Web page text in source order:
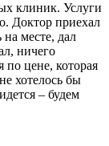
клиник. Услуги
Доктор приехал
месте, дал
ничего
по цене, которая
хотелось бы
– будем